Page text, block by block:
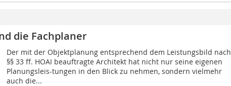
die Fachplaner
Der mit der Objektplanung entsprechend dem Leistungsbild nach
§§ 33 ff. HOAI beauftragte Architekt hat nicht nur seine eigenen
Planungsleis-tungen in den Blick zu nehmen, sondern vielmehr
auch die...